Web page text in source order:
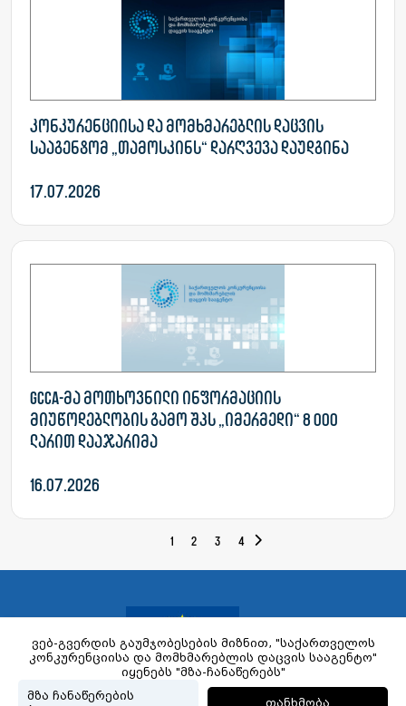
კონკურენციისა და მომხმარებლის დაცვის
სააგენტომ „თამოსკინს“ დარღვევა დაუდგინა
17.07.2026
GCCA-მა მოთხოვნილი ინფორმაციის
მიუწოდებლობის გამო შპს „იმერმედი“ 8 000
ლარით დააჯარიმა
16.07.2026
1 2 3 4
საქართველოს კონკურენციისა და მომხმარებლის დაცვის სააგენტო
ვებ-გვერდის გაუმჯობესების მიზნით, "საქართველოს
კონკურენციისა და მომხმარებლის დაცვის სააგენტო"
იყენებს "მზა-ჩანაწერებს"
მზა ჩანაწერების
თანხმობა